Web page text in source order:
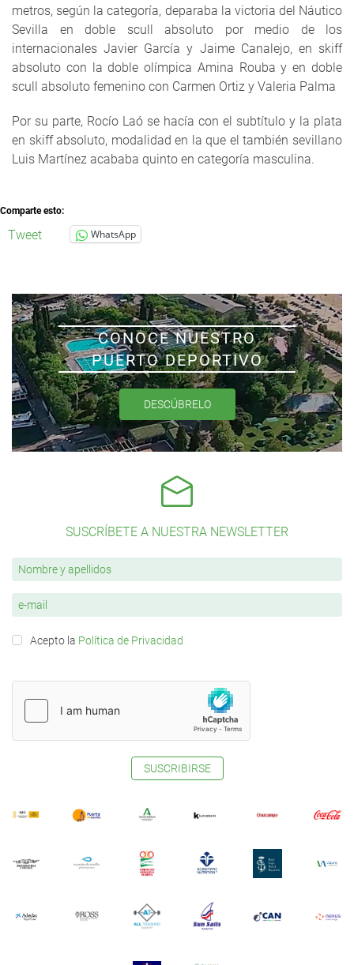
metros, según la categoría, deparaba la victoria del Náutico
Sevilla en doble scull absoluto por medio de los
internacionales Javier García y Jaime Canalejo, en skiff
absoluto con la doble olímpica Amina Rouba y en doble
scull absoluto femenino con Carmen Ortiz y Valeria Palma
Por su parte, Rocío Laó se hacía con el subtítulo y la plata
en skiff absoluto, modalidad en la que el también sevillano
Luis Martínez acababa quinto en categoría masculina.
Comparte esto:
Tweet WhatsApp
CONOCE NUESTRO
PUERTO DEPORTIVO
DESCÚBRELO
SUSCRÍBETE A NUESTRA NEWSLETTER
Acepto la Política de Privacidad
SUSCRIBIRSE